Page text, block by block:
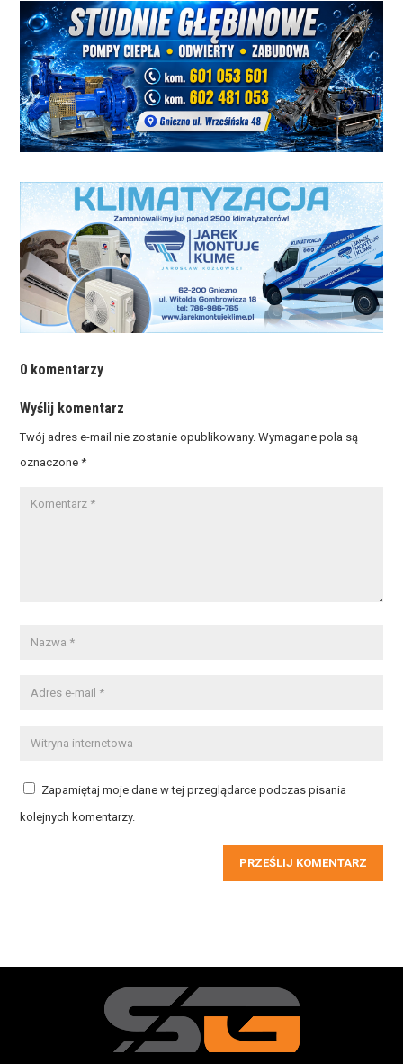
0 komentarzy
Wyślij komentarz
Twój adres e-mail nie zostanie opublikowany. Wymagane pola są
oznaczone*
Zapamiętaj moje dane w tej przeglądarce podczas pisania
kolejnych komentarzy.
PRZEŚLIJ KOMENTARZ